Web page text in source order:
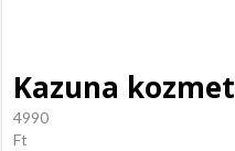
Kazuna
4990
Ft